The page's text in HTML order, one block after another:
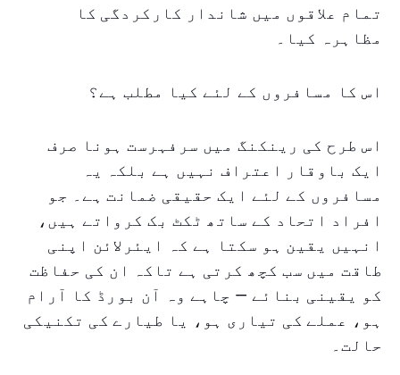
تمام علاقوں میں شاندار کارکردگی کا
مظاہرہ کیا۔
اس کا مسافروں کے لئے کیا مطلب ہے؟
اس طرح کی رینکنگ میں سرفہرست ہونا صرف
ایک باوقار اعتراف نہیں ہے بلکہ یہ
مسافروں کے لئے ایک حقیقی ضمانت ہے۔ جو
افراد اتحاد کے ساتھ ٹکٹ بک کرواتے ہیں،
انہیں یقین ہو سکتا ہے کہ ایئرلائن اپنی
طاقت میں سب کچھ کرتی ہے تاکہ ان کی حفاظت
کو یقینی بنائے — چاہے وہ آن بورڈ کا آرام
ہو، عملے کی تیاری ہو، یا طیارے کی تکنیکی
حالت۔